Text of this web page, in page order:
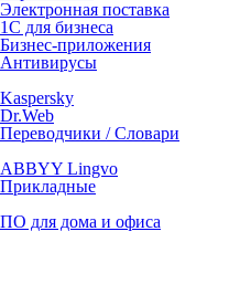
Электронная поставка
1С для бизнеса
Бизнес-приложения
Антивирусы
Kaspersky
Dr.Web
Переводчики / Словари
ABBYY Lingvo
Прикладные
ПО для дома и офиса